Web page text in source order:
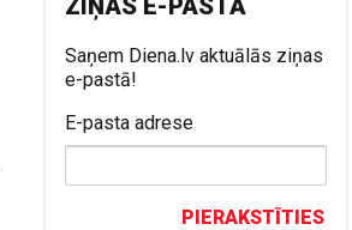
Saņem Diena.lv aktuālās ziņas
e-pastā!
E-pasta adrese
PIERAKSTĪTIES